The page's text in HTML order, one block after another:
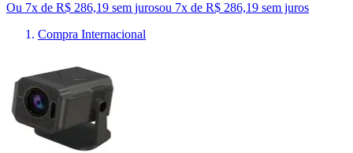
Ou 7x de R$ 286,19 sem jurosou 7x de R$ 286,19 sem juros
Compra Internacional